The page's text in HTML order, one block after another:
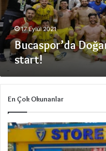
d
a
D
o
a
17 Eylül 2021
Bucaspor’da
start!
En Çok Okunanlar